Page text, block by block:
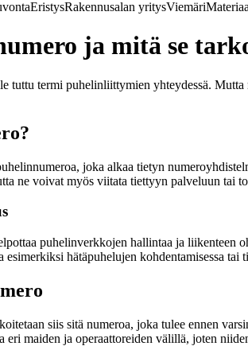
EristysRakennusalan yritysViemäri
ja mitä se
tuttu termi puhelinliittymien yhteydessä.
joka alkaa tietyn
ne voivat myös viitata tiettyyn palveluun tai
puhelinverkkojen hallintaa ja liikenteen
esimerkiksi hätäpuhelujen kohdentamisessa tai
siis sitä numeroa, joka tulee ennen
maiden ja operaattoreiden välillä, joten